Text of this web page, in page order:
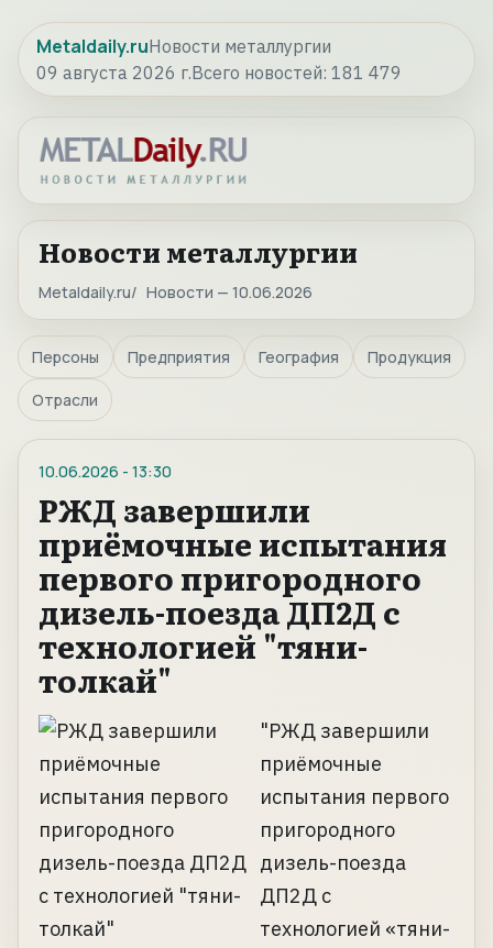
Metaldaily.ruНовости металлургии
09 августа 2026 г.Всего новостей: 181 479
Новости металлургии
Metaldaily.ru Новости — 10.06.2026
Персоны Предприятия География Продукция
Отрасли
10.06.2026 - 13:30
РЖД завершили
приёмочные испытания
первого пригородного
дизель-поезда ДП2Д с
технологией "тяни-
толкай"
"РЖД завершили
приёмочные
испытания первого
пригородного
дизель-поезда
ДП2Д с
технологией «тяни-